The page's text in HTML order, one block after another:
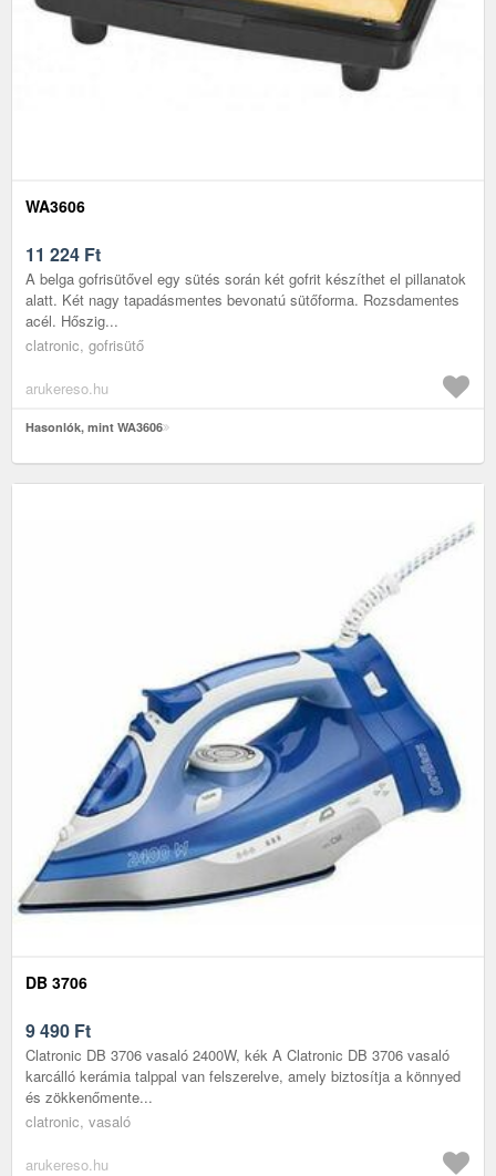
WA3606
11 224 Ft
A belga gofrisütővel egy sütés során két gofrit készíthet el pillanatok
alatt. Két nagy tapadásmentes bevonatú sütőforma. Rozsdamentes
acél. Hőszig...
clatronic, gofrisütő
arukereso.hu
Hasonlók, mint WA3606
DB 3706
9 490 Ft
Clatronic DB 3706 vasaló 2400W, kék A Clatronic DB 3706 vasaló
karcálló kerámia talppal van felszerelve, amely biztosítja a könnyed
és zökkenőmente...
clatronic, vasaló
arukereso.hu